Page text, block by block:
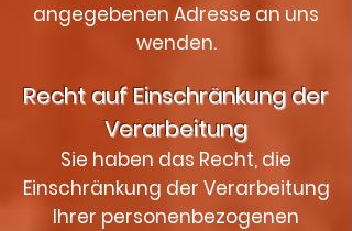
angegebenen Adresse an uns
wenden.
Recht auf Einschränkung der
Verarbeitung
Sie haben das Recht, die
Einschränkung der Verarbeitung
Ihrer personenbezogenen